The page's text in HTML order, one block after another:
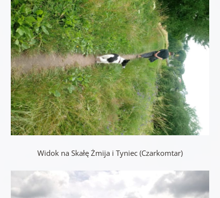
Widok na Skałę Żmija i Tyniec (Czarkomtar)